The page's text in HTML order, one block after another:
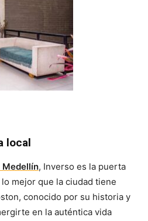
local
Medellín, Inverso es la puerta
mejor que la ciudad tiene
conocido por su historia y
en la auténtica vida